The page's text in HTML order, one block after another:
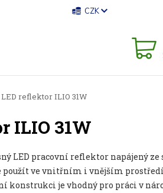
CZK
reflektor ILIO 31W
ILIO 31W
LED pracovní reflektor napájený ze
použít ve vnitřním i vnějším
konstrukci je vhodný pro práci v